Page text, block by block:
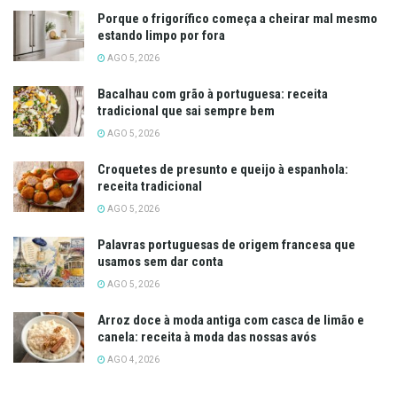
Porque o frigorífico começa a cheirar mal mesmo
estando limpo por fora
AGO 5, 2026
Bacalhau com grão à portuguesa: receita
tradicional que sai sempre bem
AGO 5, 2026
Croquetes de presunto e queijo à espanhola:
receita tradicional
AGO 5, 2026
Palavras portuguesas de origem francesa que
usamos sem dar conta
AGO 5, 2026
Arroz doce à moda antiga com casca de limão e
canela: receita à moda das nossas avós
AGO 4, 2026